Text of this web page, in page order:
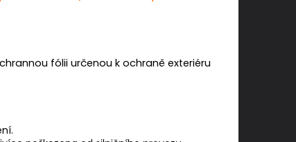
fólii určenou k ochraně exteriéru